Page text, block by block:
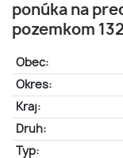
ponúka na
pozemkom
Obec:
Okres:
Kraj:
Druh:
Typ: